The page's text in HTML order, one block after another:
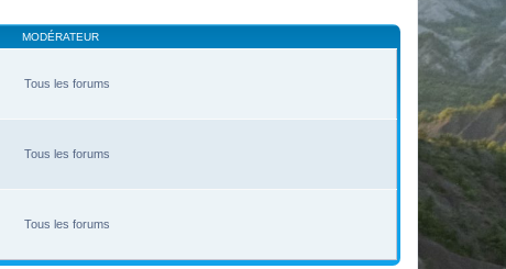
MODÉRATEUR
Tous les forums
Tous les forums
Tous les forums